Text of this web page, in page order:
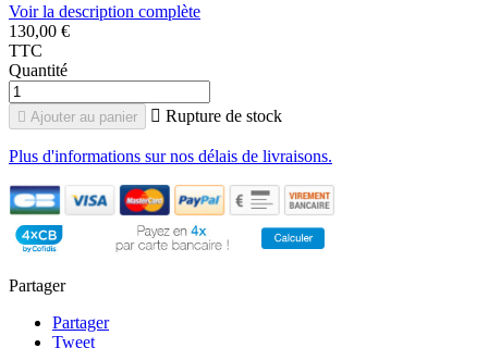
Voir la description complète
130,00 €
TTC
Quantité
 Ajouter au panier  Rupture de stock
Plus d'informations sur nos délais de livraisons.
Partager
Partager
Tweet